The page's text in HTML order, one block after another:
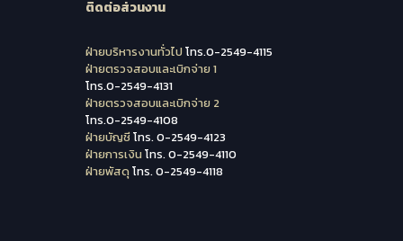
ติดต่อส่วนงาน
ฝ่ายบริหารงานทั่วไป โทร.0-2549-4115
ฝ่ายตรวจสอบและเบิกจ่าย 1
โทร.0-2549-4131
ฝ่ายตรวจสอบและเบิกจ่าย 2
โทร.0-2549-4108
ฝ่ายบัญชีโทร. 0-2549-4123
ฝ่ายการเงิน โทร. 0-2549-4110
ฝ่ายพัสดุ โทร. 0-2549-4118